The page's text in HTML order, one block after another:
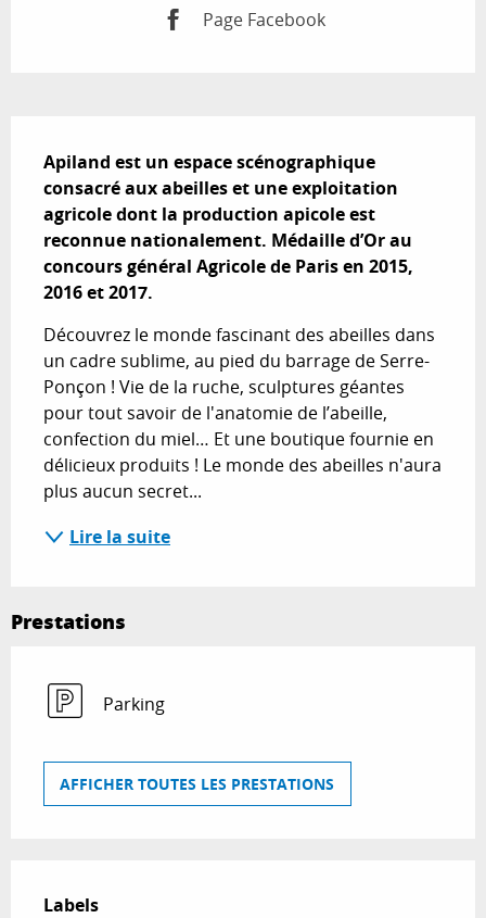
Page Facebook
Apiland est un espace scénographique
consacré aux abeilles et une exploitation
agricole dont la production apicole est
reconnue nationalement. Médaille d’Or au
concours général Agricole de Paris en 2015,
2016 et 2017.
Découvrez le monde fascinant des abeilles dans
un cadre sublime, au pied du barrage de Serre-
Ponçon ! Vie de la ruche, sculptures géantes
pour tout savoir de l'anatomie de l’abeille,
confection du miel… Et une boutique fournie en
délicieux produits ! Le monde des abeilles n'aura
plus aucun secret...
Lire la suite
Prestations
Parking
AFFICHER TOUTES LES PRESTATIONS
Labels
Labels